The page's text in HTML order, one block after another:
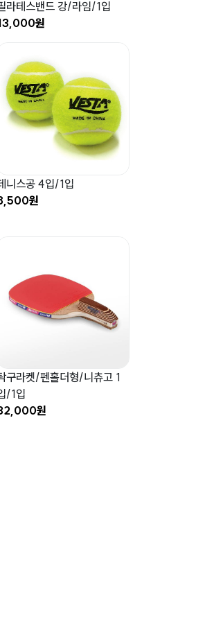
라테스밴드 강/라임/1입
원
니스공 4입/1입
원
구라켓/펜홀더형/니츄고 1
/1입
원